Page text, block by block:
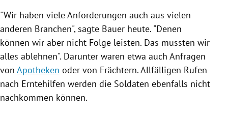
"Wir haben viele Anforderungen auch aus vielen
anderen Branchen", sagte Bauer heute. "Denen
können wir aber nicht Folge leisten. Das mussten wir
alles ablehnen". Darunter waren etwa auch Anfragen
von Apotheken oder von Frächtern. Allfälligen Rufen
nach Erntehilfen werden die Soldaten ebenfalls nicht
nachkommen können.